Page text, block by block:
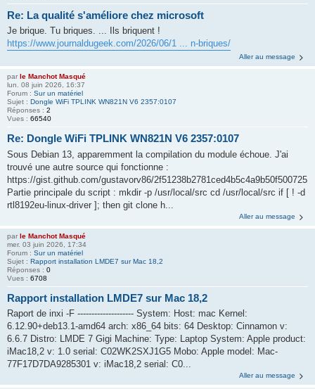
Re: La qualité s'améliore chez microsoft
Je brique. Tu briques. ... Ils briquent !
https://www.journaldugeek.com/2026/06/1 ... n-briques/
Aller au message
par le Manchot Masqué
lun. 08 juin 2026, 16:37
Forum : Sur un matériel
Sujet : Dongle WiFi TPLINK WN821N V6 2357:0107
Réponses : 2
Vues : 66540
Re: Dongle WiFi TPLINK WN821N V6 2357:0107
Sous Debian 13, apparemment la compilation du module échoue. J'ai
trouvé une autre source qui fonctionne :
https://gist.github.com/gustavorv86/2f51238b2781ced4b5c4a9b50f500725
Partie principale du script : mkdir -p /usr/local/src cd /usr/local/src if [ ! -d
rtl8192eu-linux-driver ]; then git clone h...
Aller au message
par le Manchot Masqué
mer. 03 juin 2026, 17:34
Forum : Sur un matériel
Sujet : Rapport installation LMDE7 sur Mac 18,2
Réponses : 0
Vues : 6708
Rapport installation LMDE7 sur Mac 18,2
Raport de inxi -F -------------------- System: Host: mac Kernel:
6.12.90+deb13.1-amd64 arch: x86_64 bits: 64 Desktop: Cinnamon v:
6.6.7 Distro: LMDE 7 Gigi Machine: Type: Laptop System: Apple product:
iMac18,2 v: 1.0 serial: C02WK2SXJ1G5 Mobo: Apple model: Mac-
77F17D7DA9285301 v: iMac18,2 serial: C0...
Aller au message